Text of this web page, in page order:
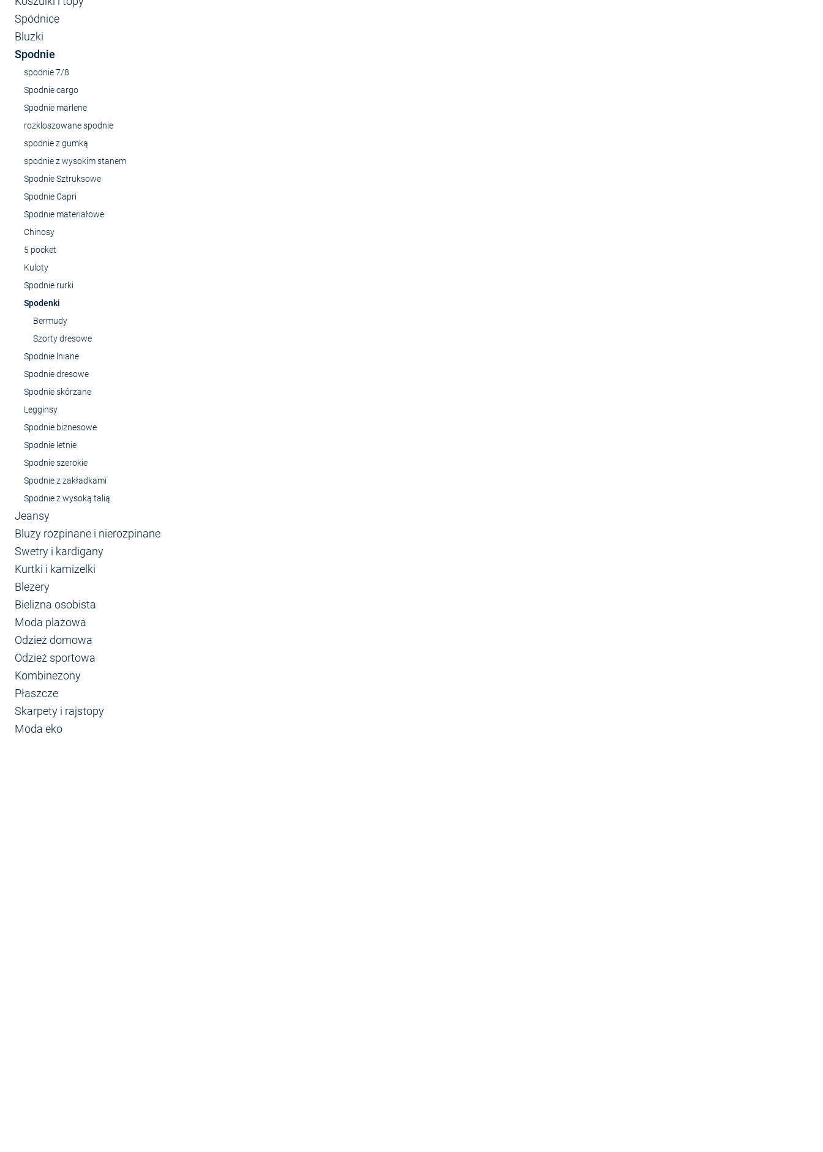
Spódnice
Bluzki
Spodnie
spodnie 7/8
Spodnie cargo
Spodnie marlene
rozkloszowane spodnie
spodnie z gumką
spodnie z wysokim stanem
Spodnie Sztruksowe
Spodnie Capri
Spodnie materiałowe
Chinosy
5 pocket
Kuloty
Spodnie rurki
Spodenki
Bermudy
Szorty dresowe
Spodnie lniane
Spodnie dresowe
Spodnie skórzane
Legginsy
Spodnie biznesowe
Spodnie letnie
Spodnie szerokie
Spodnie z zakładkami
Spodnie z wysoką talią
Jeansy
Bluzy rozpinane i nierozpinane
Swetry i kardigany
Kurtki i kamizelki
Blezery
Bielizna osobista
Moda plażowa
Odzież domowa
Odzież sportowa
Kombinezony
Płaszcze
Skarpety i rajstopy
Moda eko